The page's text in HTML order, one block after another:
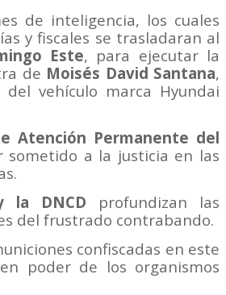
de inteligencia, los cuales
y fiscales se trasladaran al
Este, para ejecutar la
de Moisés David Santana,
vehículo marca Hyundai
Atención Permanente del
sometido a la justicia en las
la DNCD profundizan las
del frustrado contrabando.
confiscadas en este
poder de los organismos